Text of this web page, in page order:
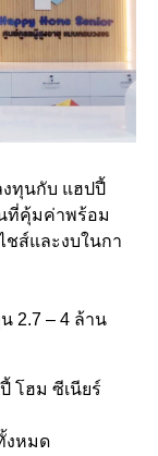
ทุนกับ แฮปปี้
ที่คุ้มค่าพร้อม
ชส์และงบในกา
2.7 – 4 ล้าน
โฮม ซีเนียร์
งหมด